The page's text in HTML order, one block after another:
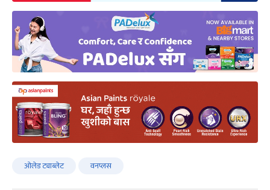
ओलेड ट्याब्लेट वनप्लस